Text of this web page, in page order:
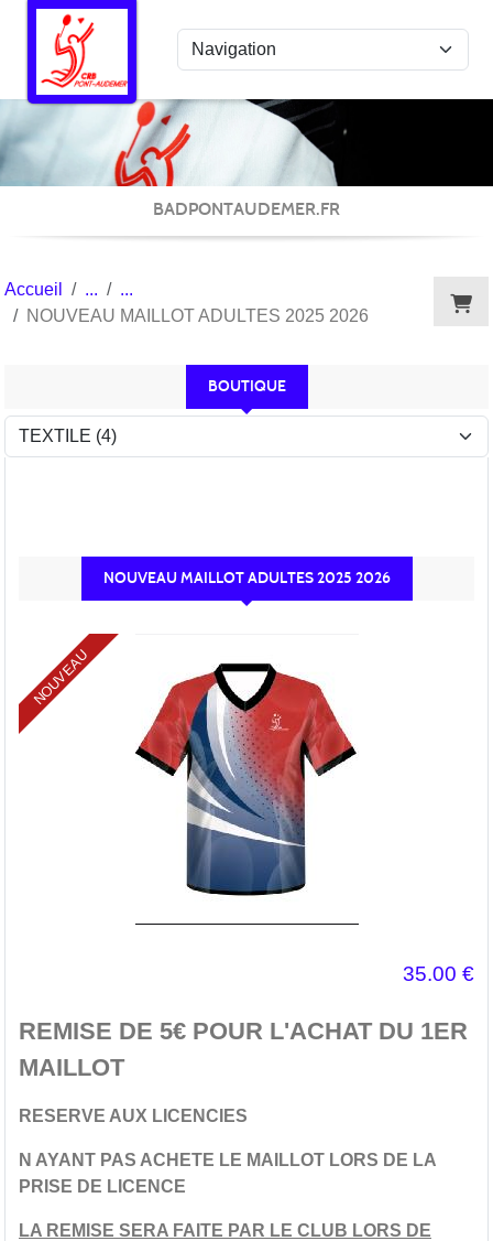
BADPONTAUDEMER.FR
Accueil
NOUVEAU MAILLOT ADULTES 2025 2026
BOUTIQUE
NOUVEAU MAILLOT ADULTES 2025 2026
NOUVEAU
35.00 €
REMISE DE 5€ POUR L'ACHAT DU 1ER
MAILLOT
RESERVE AUX LICENCIES
N AYANT PAS ACHETE LE MAILLOT LORS DE LA
PRISE DE LICENCE
LA REMISE SERA FAITE PAR LE CLUB LORS DE
Panneau de gestion des cookies